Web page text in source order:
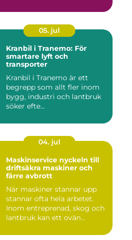
05. jul
Kranbil i Tranemo: För
smartare lyft och
transporter
Kranbil i Tranemo är ett
begrepp som allt fler inom
bygg, industri och lantbruk
söker efte...
04. jul
Maskinservice nyckeln till
driftsäkra maskiner och
färre avbrott
När maskiner stannar upp
stannar ofta hela arbetet.
Inom entreprenad, skog och
lantbruk kan ett ovän...